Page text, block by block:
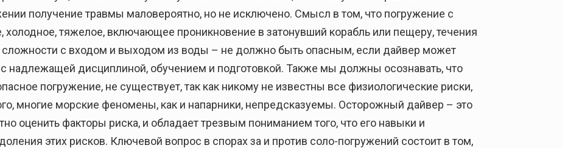
получение травмы маловероятно, но не исключено. Смысл в том, что погружение с
холодное, тяжелое, включающее проникновение в затонувший корабль или пещеру, течения
сложности с входом и выходом из воды – не должно быть опасным, если дайвер может
надлежащей дисциплиной, обучением и подготовкой. Также мы должны осознавать, что
погружение, не существует, так как никому не известны все физиологические риски,
многие морские феномены, как и напарники, непредсказуемы. Осторожный дайвер – это
оценить факторы риска, и обладает трезвым пониманием того, что его навыки и
этих рисков. Ключевой вопрос в спорах за и против соло-погружений состоит в том,